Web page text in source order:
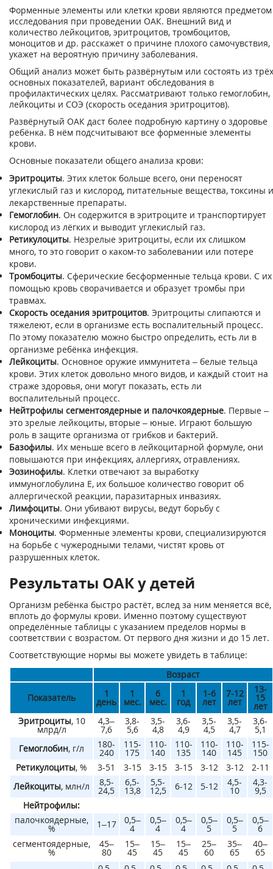
Форменные элементы или клетки крови являются предметом
исследования при проведении ОАК. Внешний вид и
количество лейкоцитов, эритроцитов, тромбоцитов,
моноцитов и др. расскажет о причине плохого самочувствия,
укажет на вероятную причину заболевания.
Общий анализ может быть развёрнутым или состоять из трёх
основных показателей, вариант обследования в
профилактических целях. Рассматривают только гемоглобин,
лейкоциты и СОЭ (скорость оседания эритроцитов).
Развёрнутый ОАК даст более подробную картину о здоровье
ребёнка. В нём подсчитывают все форменные элементы
крови.
Основные показатели общего анализа крови:
Эритроциты. Этих клеток больше всего, они переносят
углекислый газ и кислород, питательные вещества, токсины и
лекарственные препараты.
Гемоглобин. Он содержится в эритроците и транспортирует
кислород из лёгких и выводит углекислый газ.
Ретикулоциты. Незрелые эритроциты, если их слишком
много, то это говорит о каком-то заболевании или потере
крови.
Тромбоциты. Сферические бесформенные тельца крови. С их
помощью кровь сворачивается и образует тромбы при
травмах.
Скорость оседания эритроцитов. Эритроциты слипаются и
тяжелеют, если в организме есть воспалительный процесс.
По этому показателю можно быстро определить, есть ли в
организме ребёнка инфекция.
Лейкоциты. Основное оружие иммунитета – белые тельца
крови. Этих клеток довольно много видов, и каждый стоит на
страже здоровья, они могут показать, есть ли
воспалительный процесс.
Нейтрофилы сегментоядерные и палочкоядерные. Первые –
это зрелые лейкоциты, вторые – юные. Играют большую
роль в защите организма от грибков и бактерий.
Базофилы. Их меньше всего в лейкоцитарной формуле, они
повышаются при инфекциях, аллергиях, отравлениях.
Эозинофилы. Клетки отвечают за выработку
иммуноглобулина Е, их большое количество говорит об
аллергической реакции, паразитарных инвазиях.
Лимфоциты. Они убивают вирусы, ведут борьбу с
хроническими инфекциями.
Моноциты. Форменные элементы крови, специализируются
на борьбе с чужеродными телами, чистят кровь от
разрушенных клеток.
Результаты ОАК у детей
Организм ребёнка быстро растёт, вслед за ним меняется всё,
вплоть до формулы крови. Именно поэтому существуют
определённые таблицы с указанием пределов нормы в
соответствии с возрастом. От первого дня жизни и до 15 лет.
Соответствующие нормы вы можете увидеть в таблице:
Возраст
Показатель
1
день
1
мес.
6
мес.
1
год
1-6
лет
7-12
лет
13-
15
лет
Эритроциты, 10
млрд/л
4,3–
7,6
3,8-
5,6
3,5-
4,8
3,6-
4,9
3,5-
4,5
3,5-
4,7
3,6-
5,1
Гемоглобин, г/л 180-
240
115-
175
110-
140
110-
135
110-
140
110-
145
115-
150
Ретикулоциты, % 3-51 3-15 3-15 3-15 3-12 3-12
2-11
Лейкоциты, млн/л 8,5-
24,5
6,5-
13,8
5,5-
12,5 6-12 5-12 4,5-
10
4,3-
9,5
Нейтрофилы:
палочкоядерные,
% 1–17 0,5–
4
0,5–
4
0,5–
4
0,5–
5
0,5–
5
0,5–
6
сегментоядерные,
%
45–
80
15–
45
15–
45
15–
45
25–
60
35–
65
40–
65